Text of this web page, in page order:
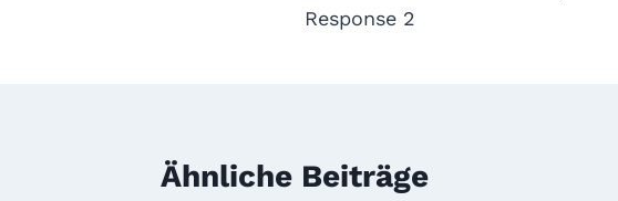
Response 2
Ähnliche Beiträge